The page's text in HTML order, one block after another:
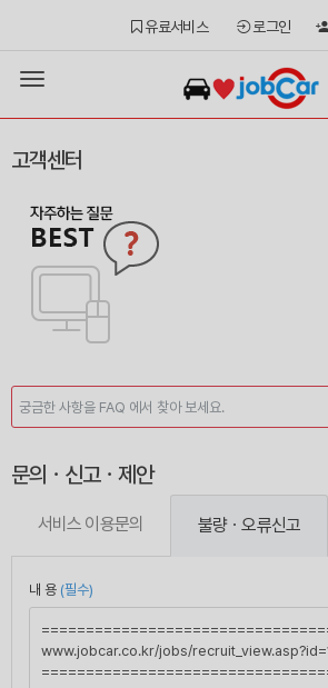
유료서비스 로그인
Toggle
navigation
고객센터
문의ㆍ신고ㆍ제안
서비스 이용문의 불량ㆍ오류신고
내 용 (필수)